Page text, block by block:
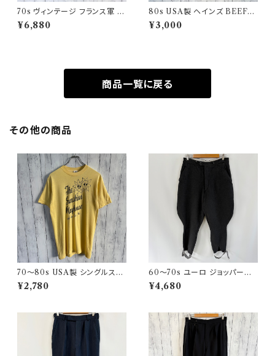
70s ヴィンテージ フランス軍 G
AOベスト ミリタリーベスト ユ
ーロミリタリー
¥6,880
80s USA製 ヘインズ BEEFY
シングルステッチTシャツ ヴィン
テージTシャツ ポケT
¥3,000
商品一覧に戻る
その他の商品
70〜80s USA製 シングルステ
ッチT ヴィンテージTシャツ
¥2,780
60〜70s ユーロ ジョッパーズ
パンツ ウールパンツ ヴィンテー
ジ 5
¥4,680